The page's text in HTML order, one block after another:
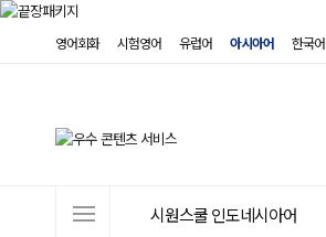
영어회화 시험영어 유럽어 아시아어 한국어
시원스쿨 인도네시아어